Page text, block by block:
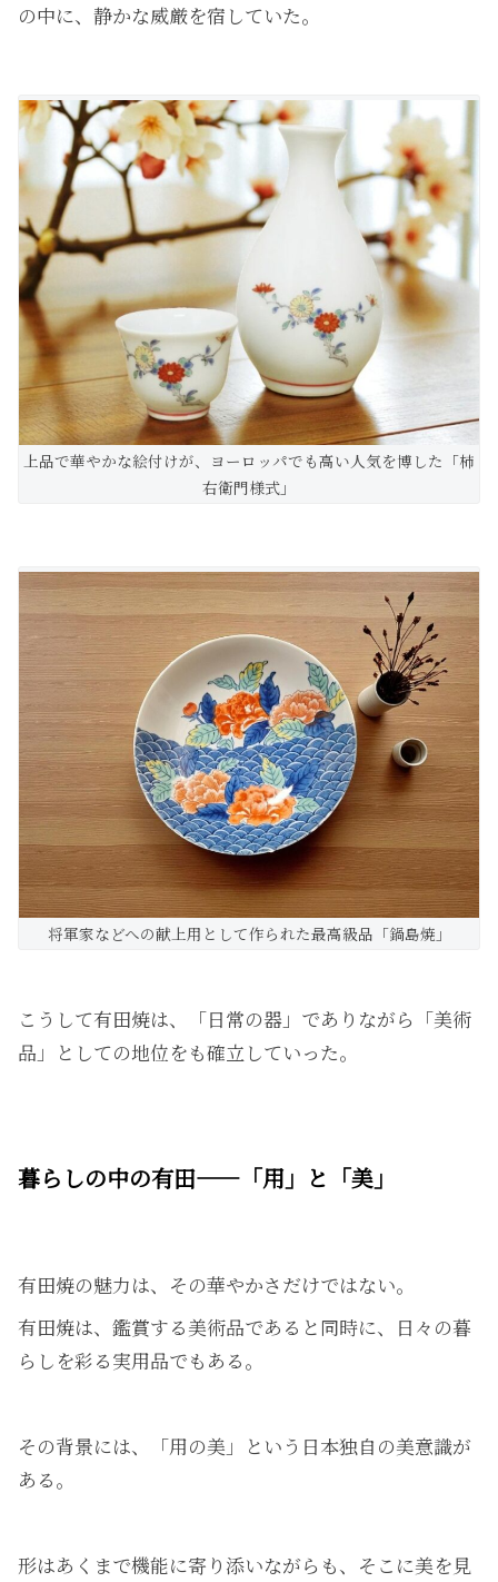
の中に、静かな威厳を宿していた。
上品で華やかな絵付けが、ヨーロッパでも高い人気を博した「柿
右衛門様式」
将軍家などへの献上用として作られた最高級品「鍋島焼」
こうして有田焼は、「日常の器」でありながら「美術
品」としての地位をも確立していった。
暮らしの中の有田――「用」と「美」
有田焼の魅力は、その華やかさだけではない。
有田焼は、鑑賞する美術品であると同時に、日々の暮
らしを彩る実用品でもある。
その背景には、「用の美」という日本独自の美意識が
ある。
形はあくまで機能に寄り添いながらも、そこに美を見